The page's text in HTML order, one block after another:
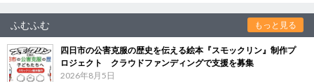
ふむふむ もっと見る
四日市の公害克服の歴史を伝える絵本『スモックリン』制作プ
ロジェクト クラウドファンディングで支援を募集
2026年8月5日